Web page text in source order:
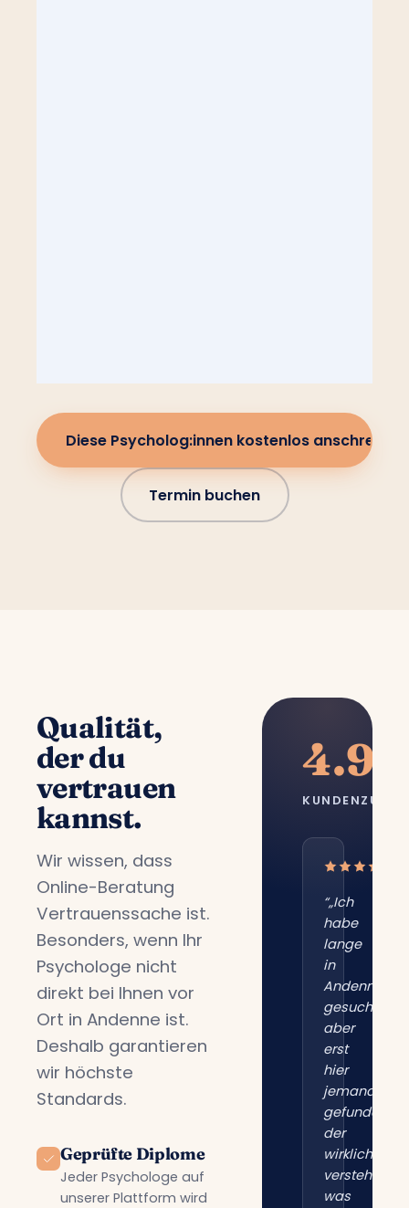
Diese Psycholog:innen kostenlos anschreiben
Termin buchen
Qualität,
der du
vertrauen
kannst.
Wir wissen, dass
Online-Beratung
Vertrauenssache ist.
Besonders, wenn Ihr
Psychologe nicht
direkt bei Ihnen vor
Ort in Andenne ist.
Deshalb garantieren
wir höchste
Standards.
Geprüfte Diplome
Jeder Psychologe auf
unserer Plattform wird
4.9/
“„Ich
habe
lange
in
Andenne
gesucht,
aber
erst
hier
jemanden
gefunden,
der
wirklich
versteht,
was